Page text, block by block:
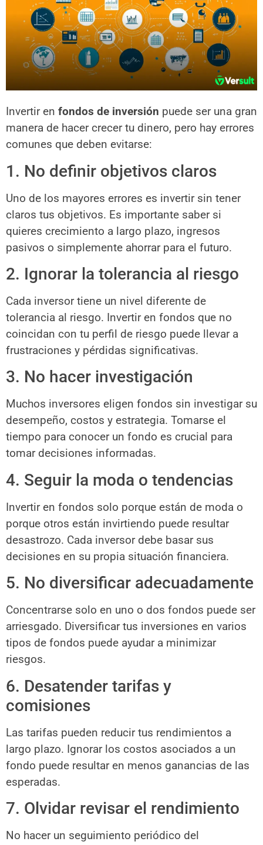
Invertir en fondos de inversión puede ser una gran
manera de hacer crecer tu dinero, pero hay errores
comunes que deben evitarse:
1. No definir objetivos claros
Uno de los mayores errores es invertir sin tener
claros tus objetivos. Es importante saber si
quieres crecimiento a largo plazo, ingresos
pasivos o simplemente ahorrar para el futuro.
2. Ignorar la tolerancia al riesgo
Cada inversor tiene un nivel diferente de
tolerancia al riesgo. Invertir en fondos que no
coincidan con tu perfil de riesgo puede llevar a
frustraciones y pérdidas significativas.
3. No hacer investigación
Muchos inversores eligen fondos sin investigar su
desempeño, costos y estrategia. Tomarse el
tiempo para conocer un fondo es crucial para
tomar decisiones informadas.
4. Seguir la moda o tendencias
Invertir en fondos solo porque están de moda o
porque otros están invirtiendo puede resultar
desastrozo. Cada inversor debe basar sus
decisiones en su propia situación financiera.
5. No diversificar adecuadamente
Concentrarse solo en uno o dos fondos puede ser
arriesgado. Diversificar tus inversiones en varios
tipos de fondos puede ayudar a minimizar
riesgos.
6. Desatender tarifas y
comisiones
Las tarifas pueden reducir tus rendimientos a
largo plazo. Ignorar los costos asociados a un
fondo puede resultar en menos ganancias de las
esperadas.
7. Olvidar revisar el rendimiento
No hacer un seguimiento periódico del